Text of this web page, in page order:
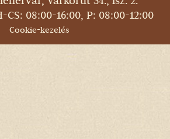
08:00-16:00, P: 08:00-12:00
Cookie-kezelés